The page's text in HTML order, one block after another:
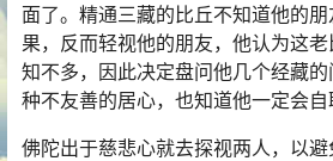
面了。精通三藏的比丘不知道他的
果，反而轻视他的朋友，他认为这
知不多，因此决定盘问他几个经藏
种不友善的居心，也知道他一定会自
佛陀出于慈悲心就去探视两人，以